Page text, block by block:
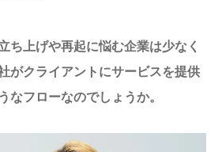
上げや再起に悩む企業は少なく
がクライアントにサービスを提供
なフローなのでしょうか。